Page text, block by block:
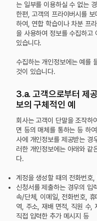
는 일부를 이용하실 수 없는
한편, 고객의 프라이버시를 보
하여, 연합 학습이나 차분 프
을 사용하여 정보를 수집하고
있습니다.
수집하는 개인정보에는 예를
것이 있습니다.
3.a. 고객으로부터 제
보의 구체적인 예
회사는 고객이 단말을 조작하
면 등의 매체를 통하는 등 하
사에 개인정보를 제공받는 경
러한 개인정보에는 아래와 같
다.
계정을 생성할 때의 전화번호,
신청서를 제출하는 경우의 입
속/단체, 이메일, 전화번호, 휴
역, 주소, 재배 면적, 직원 수,
직접 입력한 추가 메시지 등